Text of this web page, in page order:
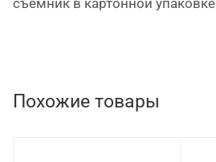
Похожие товары